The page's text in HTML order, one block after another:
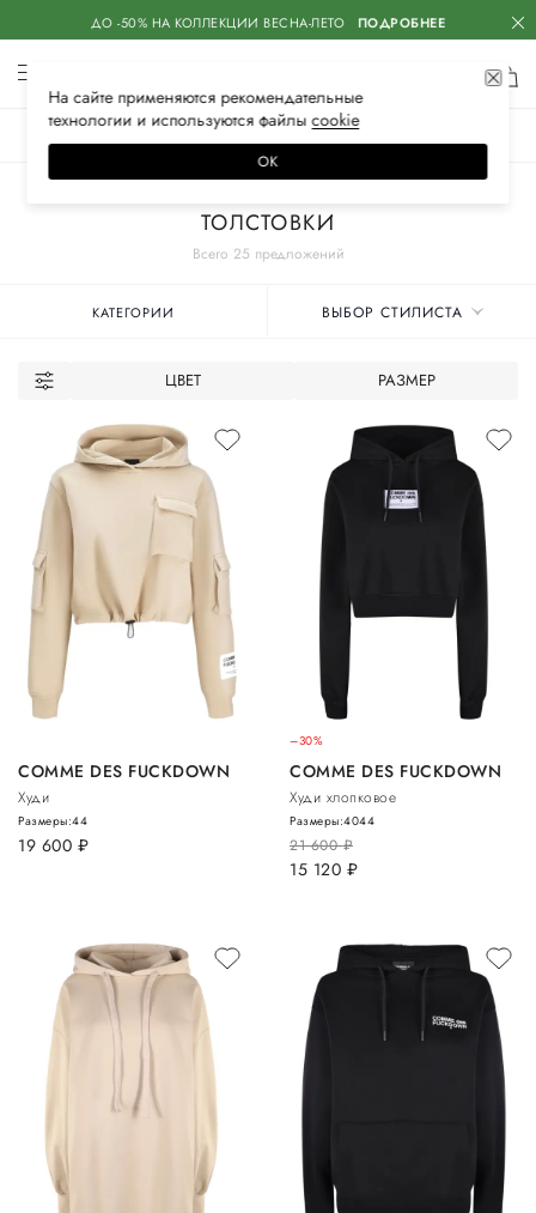
ДО -50% НА КОЛЛЕКЦИИ ВЕСНА-ЛЕТО ПОДРОБНЕЕ
Всего 25 предложений
ТОЛСТОВКИ
КАТЕГОРИИ ВЫБОР СТИЛИСТА
ЦВЕТ РАЗМЕР
COMME DES FUCKDOWN
Худи
19 600 руб.
Размеры:44
–30%
COMME DES FUCKDOWN
Худи хлопковое
21 600руб.
15 120 руб.
Размеры:4044
На сайте применяются рекомендательные
технологии и используются файлысооkiе
ОК